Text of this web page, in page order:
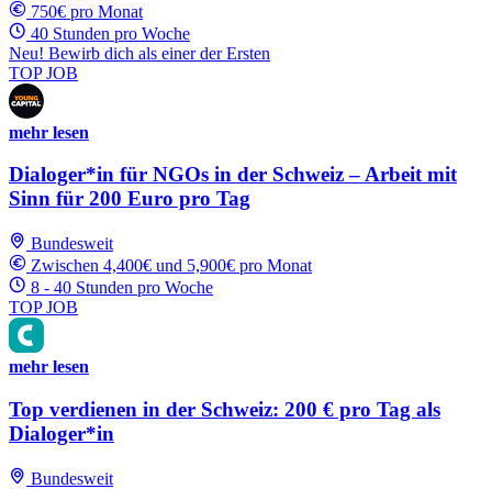
750€ pro Monat
40 Stunden pro Woche
Neu! Bewirb dich als einer der Ersten
TOP JOB
mehr lesen
Dialoger*in für NGOs in der Schweiz – Arbeit mit
Sinn für 200 Euro pro Tag
Bundesweit
Zwischen 4,400€ und 5,900€ pro Monat
8 - 40 Stunden pro Woche
TOP JOB
mehr lesen
Top verdienen in der Schweiz: 200 € pro Tag als
Dialoger*in
Bundesweit